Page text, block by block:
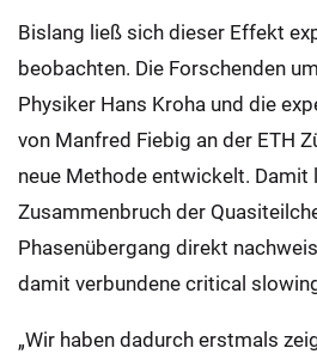
Bislang ließ sich dieser Effekt
beobachten. Die Forschenden
Physiker Hans Kroha und die
von Manfred Fiebig an der ETH
neue Methode entwickelt. Damit
Zusammenbruch der
Phasenübergang direkt
damit verbundene critical
„Wir haben dadurch erstmals